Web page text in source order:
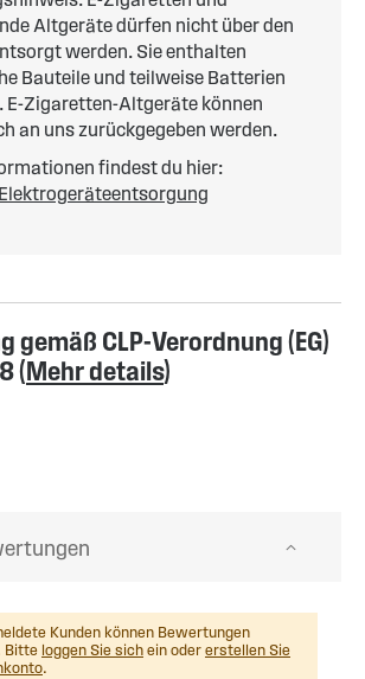
Altgeräte dürfen nicht über den
werden. Sie enthalten
Bauteile und teilweise Batterien
E-Zigaretten-Altgeräte können
an uns zurückgegeben werden.
findest du hier:
gemäß CLP-Verordnung (EG)
(Mehr details)
Kunden können Bewertungen
Bitte loggen Sie sich ein oder erstellen Sie
.